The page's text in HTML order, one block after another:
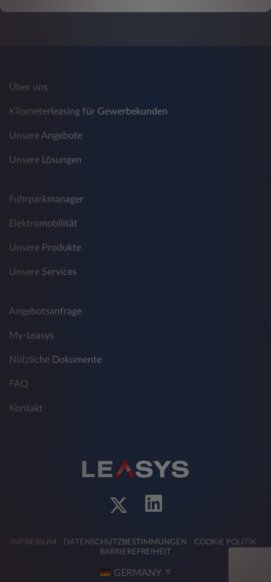
Über uns
Kilometerleasing für Gewerbekunden
Unsere Angebote
Unsere Lösungen
Fuhrparkmanager
Elektromobilität
Unsere Produkte
Unsere Services
Angebotsanfrage
My-Leasys
Nützliche Dokumente
FAQ
Kontakt
IMPRESSUM DATENSCHUTZBESTIMMUNGEN
COOKIE POLITIK
BARRIEREFREIHEIT
GERMANY